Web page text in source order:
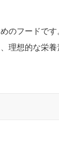
のフードです
理想的な栄養